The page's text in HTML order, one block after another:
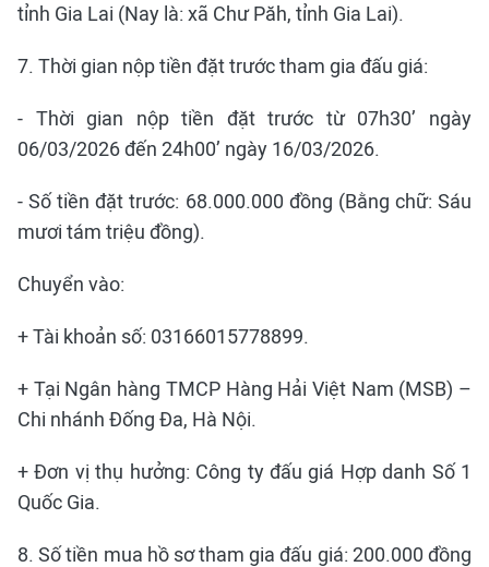
tỉnh Gia Lai (Nay là: xã Chư Păh, tỉnh Gia Lai).
7. Thời gian nộp tiền đặt trước tham gia đấu giá:
- Thời gian nộp tiền đặt trước từ 07h30’ ngày
06/03/2026 đến 24h00’ ngày 16/03/2026.
- Số tiền đặt trước: 68.000.000 đồng (Bằng chữ: Sáu
mươi tám triệu đồng).
Chuyển vào:
+ Tài khoản số: 03166015778899.
+ Tại Ngân hàng TMCP Hàng Hải Việt Nam (MSB) –
Chi nhánh Đống Đa, Hà Nội.
+ Đơn vị thụ hưởng: Công ty đấu giá Hợp danh Số 1
Quốc Gia.
8. Số tiền mua hồ sơ tham gia đấu giá: 200.000 đồng